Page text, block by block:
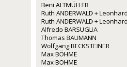
Beni ALTMÜLLER
Ruth ANDERWALD +
Ruth ANDERWALD +
Alfredo BARSUGLIA
Thomas BAUMANN
Wolfgang BECKSTEINER
Max BÖHME
Max BÖHME